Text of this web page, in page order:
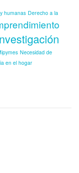
humanas Derecho a la
Necesidad de
en el hogar